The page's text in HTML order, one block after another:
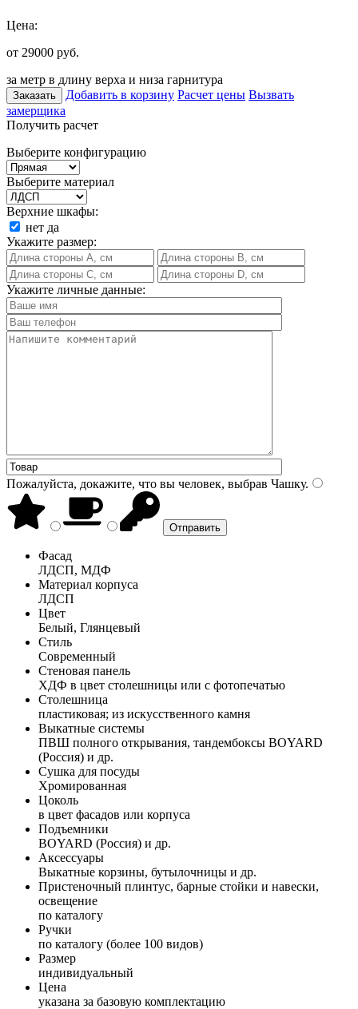
Цена:
от 29000 руб.
за метр в длину верха и низа гарнитура
Заказать Добавить в корзину Расчет цены Вызвать
замерщика
Получить расчет
Выберите конфигурацию
Выберите материал
Верхние шкафы:
нет да
Укажите размер:
Укажите личные данные:
Пожалуйста, докажите, что вы человек, выбрав Чашку.
Фасад
ЛДСП, МДФ
Материал корпуса
ЛДСП
Цвет
Белый, Глянцевый
Стиль
Современный
Стеновая панель
ХДФ в цвет столешницы или с фотопечатью
Столешница
пластиковая; из искусственного камня
Выкатные системы
ПВШ полного открывания, тандембоксы BOYARD
(Россия) и др.
Сушка для посуды
Хромированная
Цоколь
в цвет фасадов или корпуса
Подъемники
BOYARD (Россия) и др.
Аксессуары
Выкатные корзины, бутылочницы и др.
Пристеночный плинтус, барные стойки и навески,
освещение
по каталогу
Ручки
по каталогу (более 100 видов)
Размер
индивидуальный
Цена
указана за базовую комплектацию